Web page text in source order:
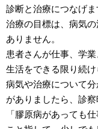
診断と治療につなげま
治療の目標は、病気
ありません。
患者さんが仕事、学
生活をできる限り続け
病気や治療について
がありましたら、診
「膠原病があっても